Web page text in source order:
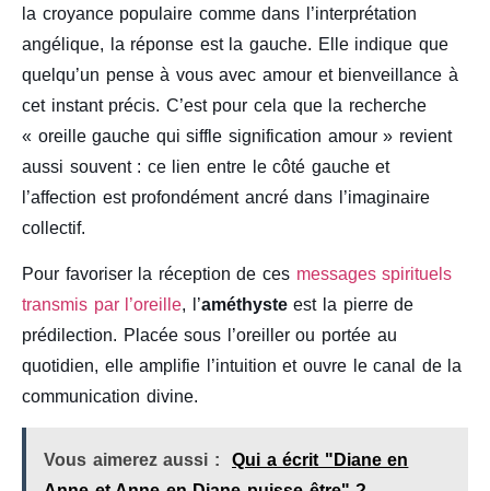
la croyance populaire comme dans l’interprétation
angélique, la réponse est la gauche. Elle indique que
quelqu’un pense à vous avec amour et bienveillance à
cet instant précis. C’est pour cela que la recherche
« oreille gauche qui siffle signification amour » revient
aussi souvent : ce lien entre le côté gauche et
l’affection est profondément ancré dans l’imaginaire
collectif.
Pour favoriser la réception de ces messages spirituels
transmis par l’oreille, l’améthysteest la pierre de
prédilection. Placée sous l’oreiller ou portée au
quotidien, elle amplifie l’intuition et ouvre le canal de la
communication divine.
Vous aimerez aussi :
Qui a écrit "Diane en